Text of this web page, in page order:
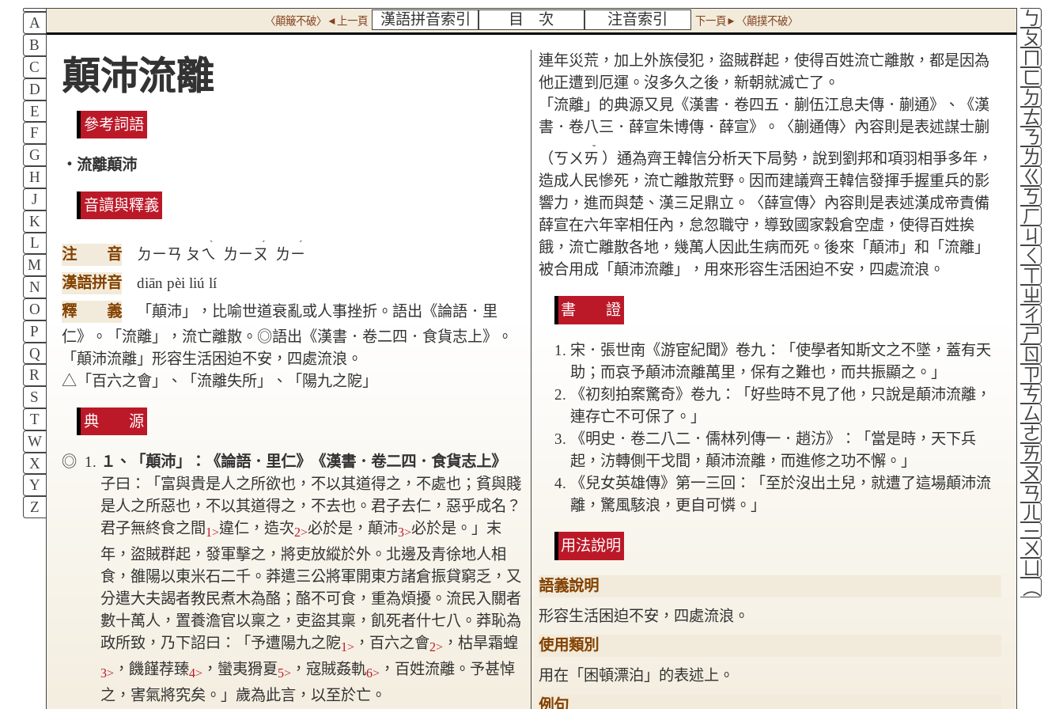
A
B
C
D
E
F
G
H
J
K
L
M
N
O
P
Q
R
S
T
W
X
Y
Z
ㄅ
ㄆ
ㄇ
ㄈ
ㄉ
ㄊ
ㄋ
ㄌ
ㄍ
ㄎ
ㄏ
ㄐ
ㄑ
ㄒ
ㄓ
ㄔ
ㄕ
ㄖ
ㄗ
ㄘ
ㄙ
ㄜ
ㄞ
ㄡ
ㄢ
ㄦ
ㄧ
ㄨ
（
〈顛簸不破〉◄上一頁 漢語拼音索引 目 次 注音索引 下一頁►〈顛撲不破〉
顛沛流離
參考詞語
‧流離顛沛
音讀與釋義
注 音 ㄉㄧㄢ ㄆㄟ
ˋ
ㄌㄧㄡ
ˊ
ㄌㄧ
ˊ
漢語拼音
diān pèi liú lí
釋 義
「顛沛」，比喻世道衰亂或人事挫折。語出《論語．里
仁》。「流離」，流亡離散。◎語出《漢書．卷二四．食貨志上》。
「顛沛流離」形容生活困迫不安，四處流浪。
△「百六之會」、「流離失所」、「陽九之阸」
典 源
１、「顛沛」：《論語．里仁》《漢書．卷二四．食貨志上》
子曰：「富與貴是人之所欲也，不以其道得之，不處也；貧與賤
是人之所惡也，不以其道得之，不去也。君子去仁，惡乎成名？
君子無終食之間 1>違仁，造次2>必於是，顛沛3>必於是。」 末
年，盜賊群起，發軍擊之，將吏放縱於外。北邊及青徐地人相
食，雒陽以東米石二千。莽遣三公將軍開東方諸倉振貸窮乏，又
分遣大夫謁者教民煮木為酪；酪不可食，重為煩擾。流民入關者
數十萬人，置養澹官以稟之，吏盜其稟，飢死者什七八。莽恥為
政所致，乃下詔曰：「 予遭陽九之阸1> ，百六之會2> ，枯旱霜蝗
3> ，饑饉荐臻4> ，蠻夷猾夏5> ，寇賊姦軌6> ，百姓流離。 予甚悼
之，害氣將究矣。」歲為此言，以至於亡。
連年災荒，加上外族侵犯，盜賊群起，使得百姓流亡離散，都是因為
他正遭到厄運。沒多久之後，新朝就滅亡了。
「流離」的典源又見《漢書．卷四五．蒯伍江息夫傳．蒯通》、《漢
書．卷八三．薛宣朱博傳．薛宣》。〈蒯通傳〉內容則是表述謀士蒯
（ㄎㄨㄞ
ˇ
）通為齊王韓信分析天下局勢，說到劉邦和項羽相爭多年，
造成人民慘死，流亡離散荒野。因而建議齊王韓信發揮手握重兵的影
響力，進而與楚、漢三足鼎立。〈薛宣傳〉內容則是表述漢成帝責備
薛宣在六年宰相任內，怠忽職守，導致國家穀倉空虛，使得百姓挨
餓，流亡離散各地，幾萬人因此生病而死。後來「顛沛」和「流離」
被合用成「顛沛流離」，用來形容生活困迫不安，四處流浪。
書 證
宋．張世南《游宦紀聞》卷九：「使學者知斯文之不墜，蓋有天
助；而哀予顛沛流離萬里，保有之難也，而共振顯之。」
《初刻拍案驚奇》卷九：「好些時不見了他，只說是顛沛流離，
連存亡不可保了。」
《明史．卷二八二．儒林列傳一．趙汸》：「當是時，天下兵
起，汸轉側干戈間，顛沛流離，而進修之功不懈。」
《兒女英雄傳》第一三回：「至於沒出土兒，就遭了這場顛沛流
離，驚風駭浪，更自可憐。」
用法說明
語義說明
形容生活困迫不安，四處流浪。
使用類別
用在「困頓漂泊」的表述上。
例句